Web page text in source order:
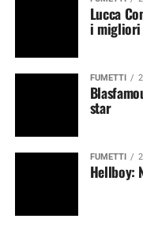
Lucca
i migliori
FUMETTI
star
FUMETTI
Hellboy: